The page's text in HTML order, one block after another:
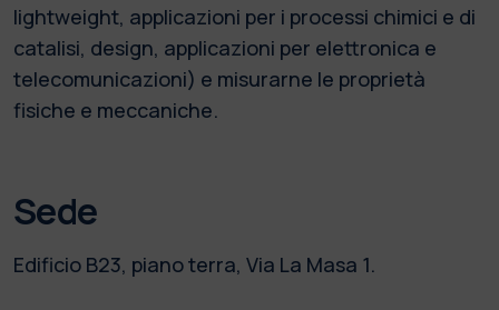
lightweight, applicazioni per i processi chimici e di
catalisi, design, applicazioni per elettronica e
telecomunicazioni) e misurarne le proprietà
fisiche e meccaniche.
Sede
Edificio B23, piano terra, Via La Masa 1.